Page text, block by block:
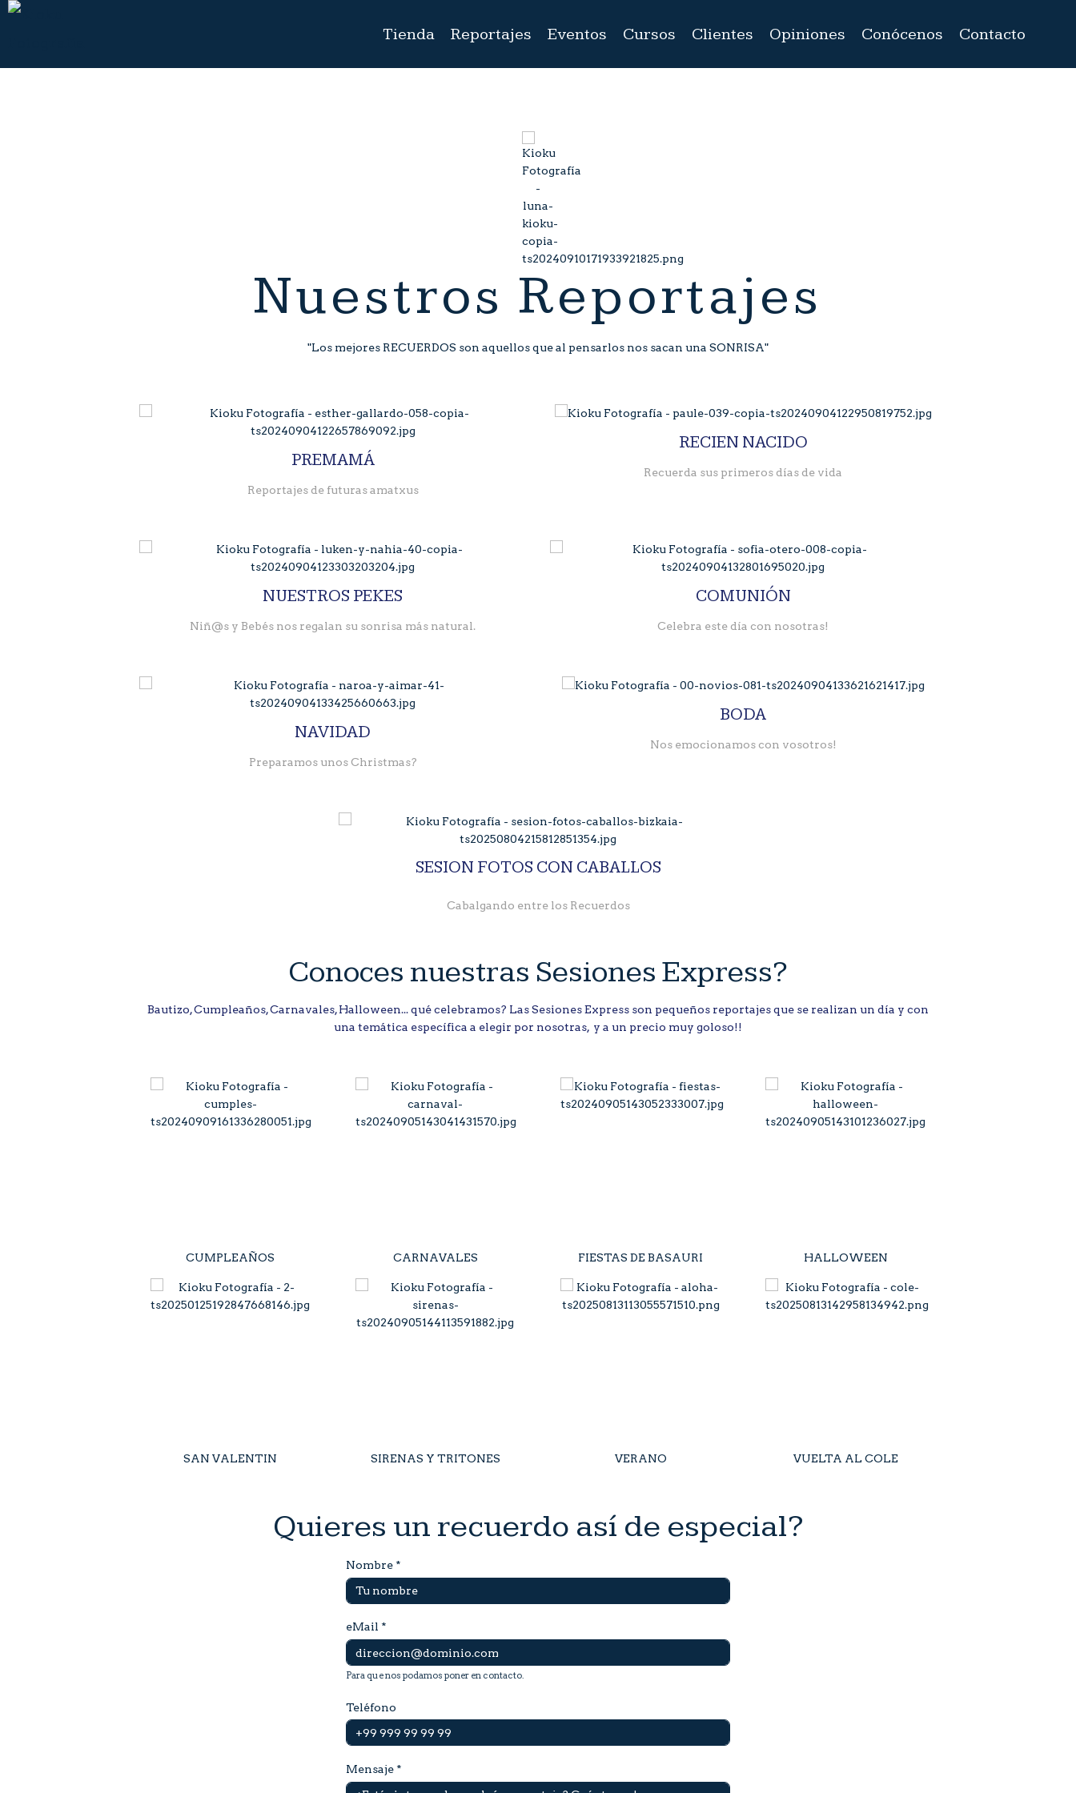
Tienda Reportajes Eventos Cursos Clientes Opiniones Conócenos Contacto
Nuestros Reportajes
"Los mejores RECUERDOS son aquellos que al pensarlos nos sacan una SONRISA"
PREMAMÁ
Reportajes de futuras amatxus
RECIEN NACIDO
Recuerda sus primeros días de vida
NUESTROS PEKES
Niñ@s y Bebés nos regalan su sonrisa más natural.
COMUNIÓN
Celebra este día con nosotras!
NAVIDAD
Preparamos unos Christmas?
BODA
Nos emocionamos con vosotros!
SESION FOTOS CON CABALLOS
Cabalgando entre los Recuerdos
Conoces nuestras Sesiones Express?
Bautizo, Cumpleaños, Carnavales, Halloween... qué celebramos? Las Sesiones Express son pequeños reportajes que se realizan un día y con
una temática específica a elegir por nosotras, y a un precio muy goloso!!
CUMPLEAÑOS CARNAVALES FIESTAS DE BASAURI HALLOWEEN
SAN VALENTIN SIRENAS Y TRITONES VERANO VUELTA AL COLE
Quieres un recuerdo así de especial?
Nombre *
eMail *
Para que nos podamos poner en contacto.
Teléfono
Mensaje *